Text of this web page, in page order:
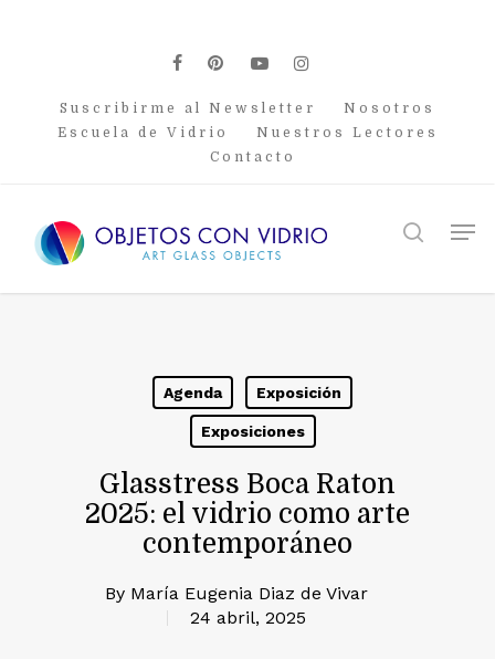
facebook
pinterest
youtubeinstagram
Suscribirme al Newsletter
Nosotros
Escuela de Vidrio
Nuestros Lectores
Contacto
search
Agenda Exposición
Exposiciones
Glasstress Boca Raton
2025: el vidrio como arte
contemporáneo
By María Eugenia Diaz de Vivar
24 abril, 2025